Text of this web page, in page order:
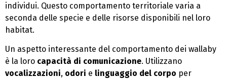
individui. Questo comportamento territoriale varia a
seconda delle specie e delle risorse disponibili nel loro
habitat.
Un aspetto interessante del comportamento dei wallaby
è la loro capacità di comunicazione. Utilizzano
vocalizzazioni, odori e linguaggio del corpo per